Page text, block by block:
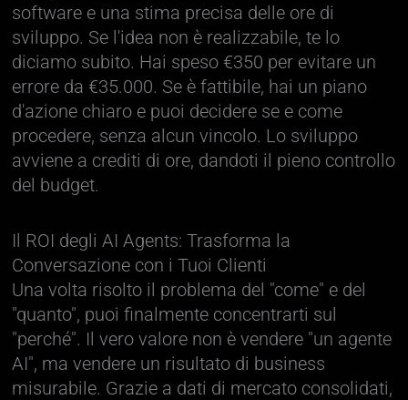
software e una stima precisa delle ore di
sviluppo. Se l'idea non è realizzabile, te lo
diciamo subito. Hai speso €350 per evitare un
errore da €35.000. Se è fattibile, hai un piano
d'azione chiaro e puoi decidere se e come
procedere, senza alcun vincolo. Lo sviluppo
avviene a crediti di ore, dandoti il pieno controllo
del budget.
Il ROI degli AI Agents: Trasforma la
Conversazione con i Tuoi Clienti
Una volta risolto il problema del "come" e del
"quanto", puoi finalmente concentrarti sul
"perché". Il vero valore non è vendere "un agente
AI", ma vendere un risultato di business
misurabile. Grazie a dati di mercato consolidati,